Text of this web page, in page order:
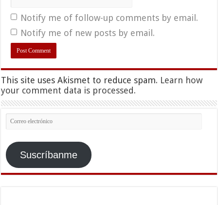
Notify me of follow-up comments by email.
Notify me of new posts by email.
This site uses Akismet to reduce spam. Learn how
your comment data is processed.
Correo
electrónico
Suscríbanme